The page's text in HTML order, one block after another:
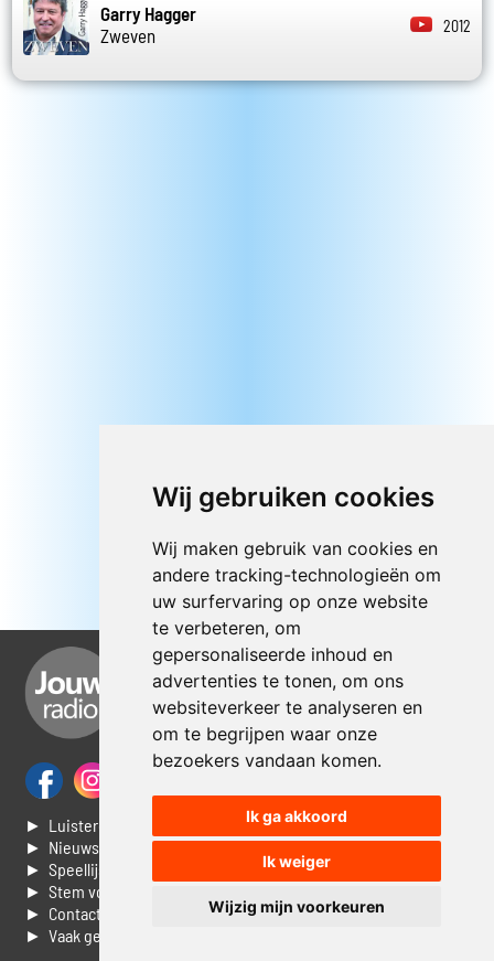
Wij gebruiken cookies
Wij maken gebruik van cookies en
andere tracking-technologieën om
uw surfervaring op onze website
te verbeteren, om
gepersonaliseerde inhoud en
advertenties te tonen, om ons
websiteverkeer te analyseren en
om te begrijpen waar onze
bezoekers vandaan komen.
Ik ga akkoord
Ik weiger
Wijzig mijn voorkeuren
Garry Hagger
Zweven
2012
► Luisteren naar Jouwradio
► Nieuws
► Speellijst
► Stem voor de Dag top 3
► Contacteer ons
► Vaak gestelde vragen